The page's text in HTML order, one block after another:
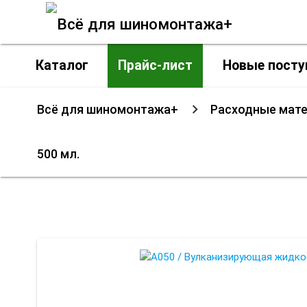
Каталог
Прайс-лист Новые
Всё для шиномонтажа+ Расходные
500 мл.